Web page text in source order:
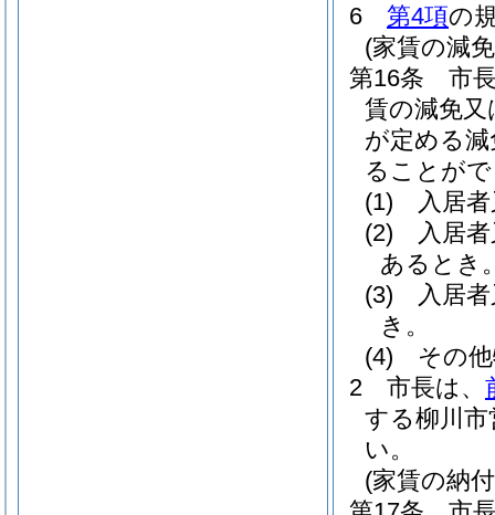
6
第4項の
(家賃の減
第16条
市
賃の減免
が定める
ることが
(1)
入居
(2)
入居
あるとき
(3)
入居
き。
(4)
その
2
市長は、
する柳川
い。
(家賃の納